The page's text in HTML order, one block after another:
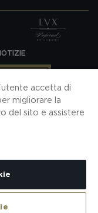
CONTRATTO
RETE FISSA
accetta di
migliorare la
del sito e assistere